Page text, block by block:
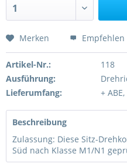
Merken Empfehlen
Artikel-Nr.:
118
Ausführung:
Lieferumfang:
+
Beschreibung
Zulassung: Diese Sitz-
Süd nach Klasse M1/N1